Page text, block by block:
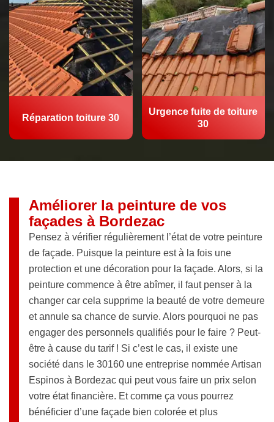
Réparation toiture 30
Urgence fuite de toiture
30
Améliorer la peinture de vos
façades à Bordezac
Pensez à vérifier régulièrement l’état de votre peinture
de façade. Puisque la peinture est à la fois une
protection et une décoration pour la façade. Alors, si la
peinture commence à être abîmer, il faut penser à la
changer car cela supprime la beauté de votre demeure
et annule sa chance de survie. Alors pourquoi ne pas
engager des personnels qualifiés pour le faire ? Peut-
être à cause du tarif ! Si c’est le cas, il existe une
société dans le 30160 une entreprise nommée Artisan
Espinos à Bordezac qui peut vous faire un prix selon
votre état financière. Et comme ça vous pourrez
bénéficier d’une façade bien colorée et plus